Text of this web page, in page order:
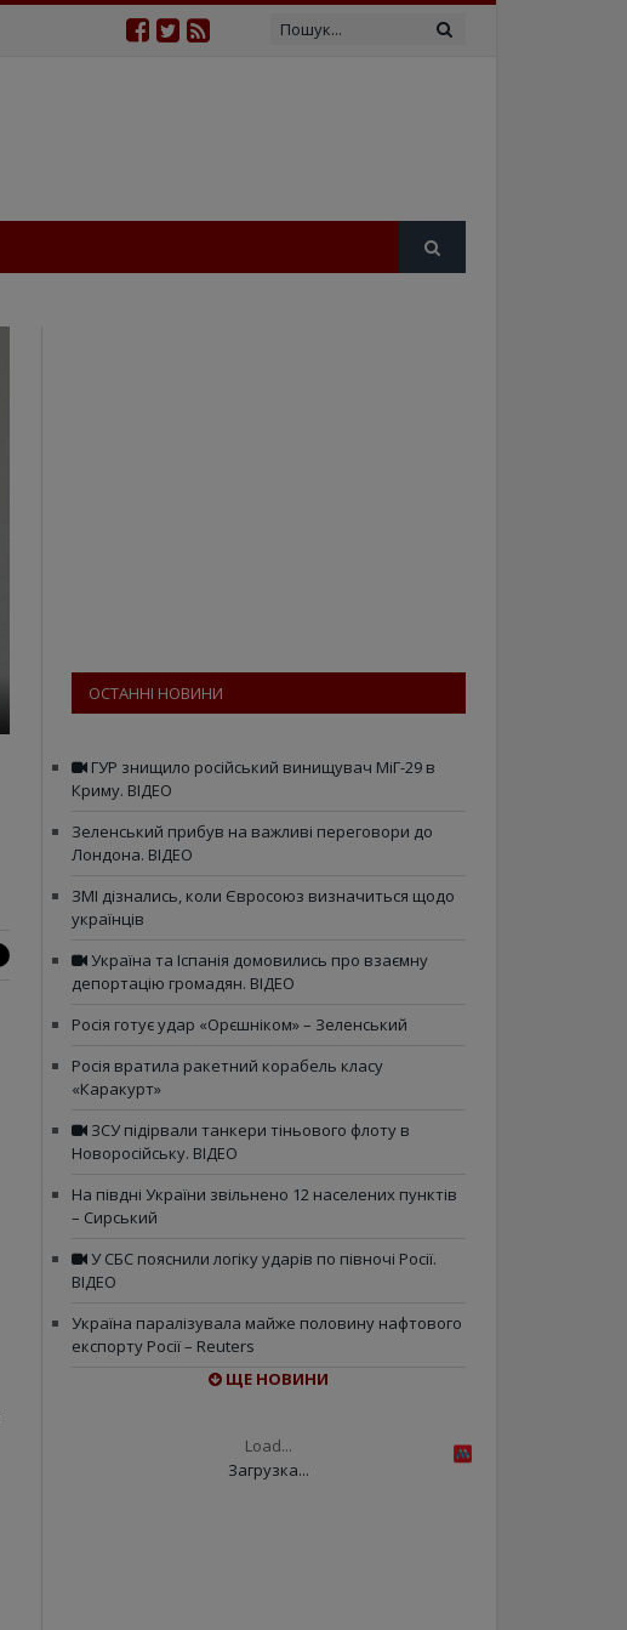
ОСТАННІ НОВИНИ
ГУР знищило російський винищувач МіГ-29 в
Криму. ВІДЕО
Зеленський прибув на важливі переговори до
Лондона. ВІДЕО
ЗМІ дізнались, коли Євросоюз визначиться щодо
українців
Україна та Іспанія домовились про взаємну
депортацію громадян. ВІДЕО
Росія готує удар «Орєшніком» – Зеленський
Росія вратила ракетний корабель класу
«Каракурт»
ЗСУ підірвали танкери тіньового флоту в
Новоросійську. ВІДЕО
На півдні України звільнено 12 населених пунктів
– Сирський
У СБС пояснили логіку ударів по півночі Росії.
ВІДЕО
Україна паралізувала майже половину нафтового
експорту Росії – Reuters
ЩЕ НОВИНИ
Load...
Загрузка...